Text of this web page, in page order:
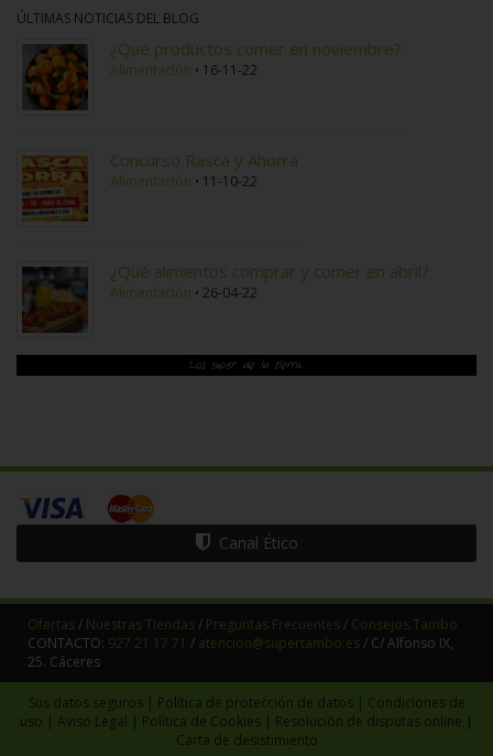
ÚLTIMAS NOTICIAS DEL BLOG
¿Qué productos comer en noviembre?
Alimentación 16-11-22
Concurso Rasca y Ahorra
Alimentación 11-10-22
¿Qué alimentos comprar y comer en abril?
Alimentación 26-04-22
Canal Ético
Ofertas/ Nuestras Tiendas/ Preguntas Frecuentes/ Consejos Tambo
CONTACTO: 927 21 17 71 / atencion@supertambo.es/ C/ Alfonso IX,
25. Cáceres
Sus datos seguros| Política de protección de datos| Condiciones de
uso | Aviso Legal | Política de Cookies | Resolución de disputas online |
Carta de desistimiento